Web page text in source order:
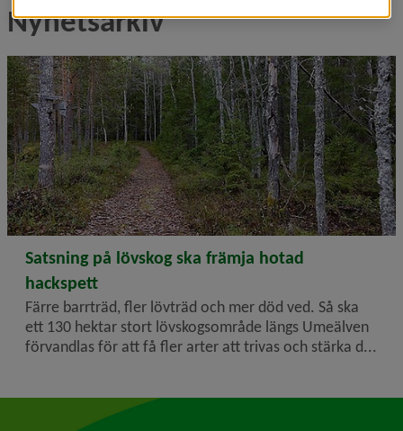
Nyhetsarkiv
2023-08-22
Satsning på lövskog ska främja hotad
hackspett
Färre barrträd, fler lövträd och mer död ved. Så ska
ett 130 hektar stort lövskogsområde längs Umeälven
förvandlas för att få fler arter att trivas och stärka d...